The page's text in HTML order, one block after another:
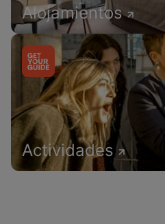
Alojamientos
Actividades